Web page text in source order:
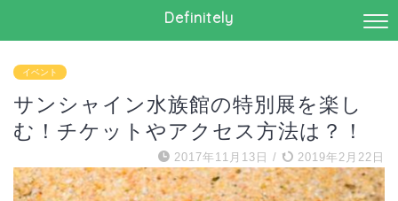
Definitely
イベント
サンシャイン水族館の特別展を楽し
む！チケットやアクセス方法は？！
2017年11月13日 / 2019年2月22日